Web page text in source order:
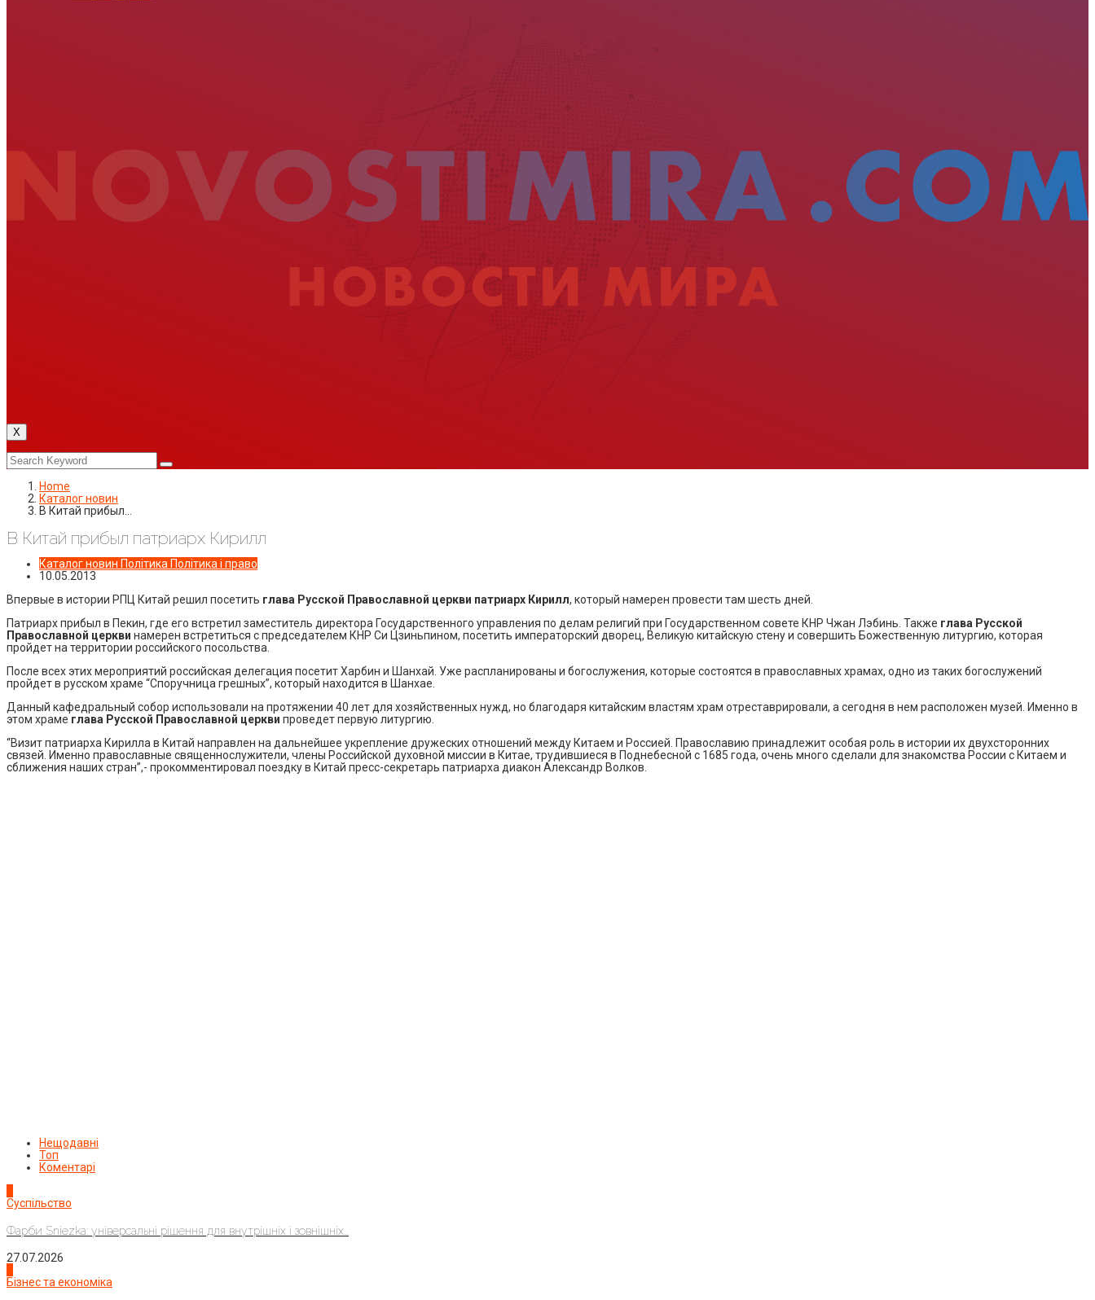
X
Home
Каталог новин
В Китай прибыл…
В Китай прибыл патриарх Кирилл
Каталог новин Політика Політика і право
10.05.2013
Впервые в истории РПЦ Китай решил посетить глава Русской Православной церкви патриарх Кирилл, который намерен провести там шесть дней.
Патриарх прибыл в Пекин, где его встретил заместитель директора Государственного управления по делам религий при Государственном совете КНР Чжан Лэбинь. Также глава Русской
Православной церкви намерен встретиться с председателем КНР Си Цзиньпином, посетить императорский дворец, Великую китайскую стену и совершить Божественную литургию, которая
пройдет на территории российского посольства.
После всех этих мероприятий российская делегация посетит Харбин и Шанхай. Уже распланированы и богослужения, которые состоятся в православных храмах, одно из таких богослужений
пройдет в русском храме “Споручница грешных”, который находится в Шанхае.
Данный кафедральный собор использовали на протяжении 40 лет для хозяйственных нужд, но благодаря китайским властям храм отреставрировали, а сегодня в нем расположен музей. Именно в
этом храме глава Русской Православной церкви проведет первую литургию.
“Визит патриарха Кирилла в Китай направлен на дальнейшее укрепление дружеских отношений между Китаем и Россией. Православию принадлежит особая роль в истории их двухсторонних
связей. Именно православные священнослужители, члены Российской духовной миссии в Китае, трудившиеся в Поднебесной с 1685 года, очень много сделали для знакомства России с Китаем и
сближения наших стран”,- прокомментировал поездку в Китай пресс-секретарь патриарха диакон Александр Волков.
Нещодавні
Топ
Коментарі
Суспільство
Фарби Sniezka: універсальні рішення для внутрішніх і зовнішніх...
27.07.2026
Бізнес та економіка